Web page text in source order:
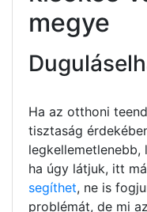
megye
Ha az otthoni
tisztaság
legkellemetlenebb,
ha úgy látjuk, itt
segíthet, ne is
problémát, de mi